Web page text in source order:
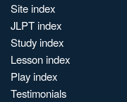
Site index
JLPT index
Study index
Lesson index
Play index
Testimonials